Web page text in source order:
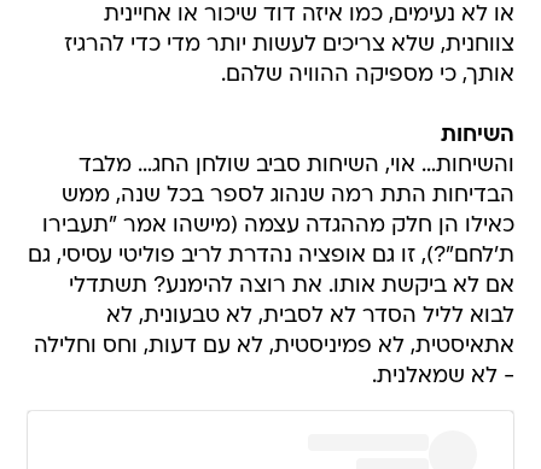
או לא נעימים, כמו איזה דוד שיכור או אחיינית
צווחנית, שלא צריכים לעשות יותר מדי כדי להרגיז
אותך, כי מספיקה ההוויה שלהם.
השיחות
והשיחות… אוי, השיחות סביב שולחן החג… מלבד
הבדיחות התת רמה שנהוג לספר בכל שנה, ממש
כאילו הן חלק מההגדה עצמה (מישהו אמר "תעבירו
ת'לחם"?), זו גם אופציה נהדרת לריב פוליטי עסיסי, גם
אם לא ביקשת אותו. את רוצה להימנע? תשתדלי
לבוא לליל הסדר לא לסבית, לא טבעונית, לא
אתאיסטית, לא פמיניסטית, לא עם דעות, וחס וחלילה
- לא שמאלנית.